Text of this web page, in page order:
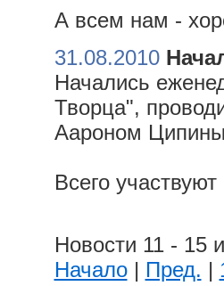
А всем нам -
31.08.2010
Начались
Творца",
Аароном
Всего
Новости 11 - 15
Начало| Пред. |